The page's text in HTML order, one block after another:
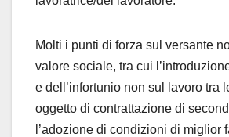
Molti i punti di forza sul versante
valore sociale, tra cui
e dell’infortunio non sul lavoro tra
oggetto di contrattazione di
l’adozione di condizioni di miglior